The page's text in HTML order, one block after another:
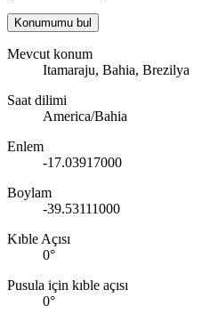
Konumumu bul
Mevcut konum
Itamaraju, Bahia, Brezilya
Saat dilimi
America/Bahia
Enlem
-17.03917000
Boylam
-39.53111000
Kıble Açısı
0°
Pusula için kıble açısı
0°